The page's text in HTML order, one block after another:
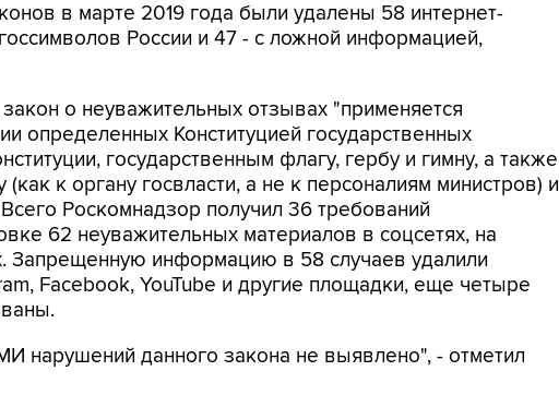
в марте 2019 года были удалены 58 интернет-
России и 47 - с ложной информацией,
о неуважительных отзывах "применяется
определенных Конституцией государственных
государственным флагу, гербу и гимну, а также
(как к органу госвласти, а не к персоналиям министров) и
Роскомнадзор получил 36 требований
62 неуважительных материалов в соцсетях, на
Запрещенную информацию в 58 случаев удалили
Facebook, YouTube и другие площадки, еще четыре
нарушений данного закона не выявлено", - отметил